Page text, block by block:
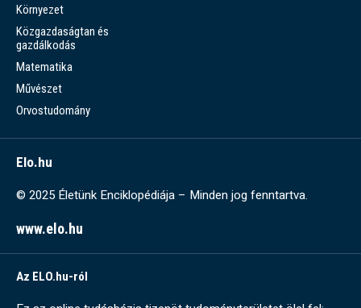
Környezet
Közgazdaságtan és
gazdálkodás
Matematika
Művészet
Orvostudomány
Elo.hu
© 2025 Életünk Enciklopédiája – Minden jog fenntartva.
www.elo.hu
Az ELO.hu-ról